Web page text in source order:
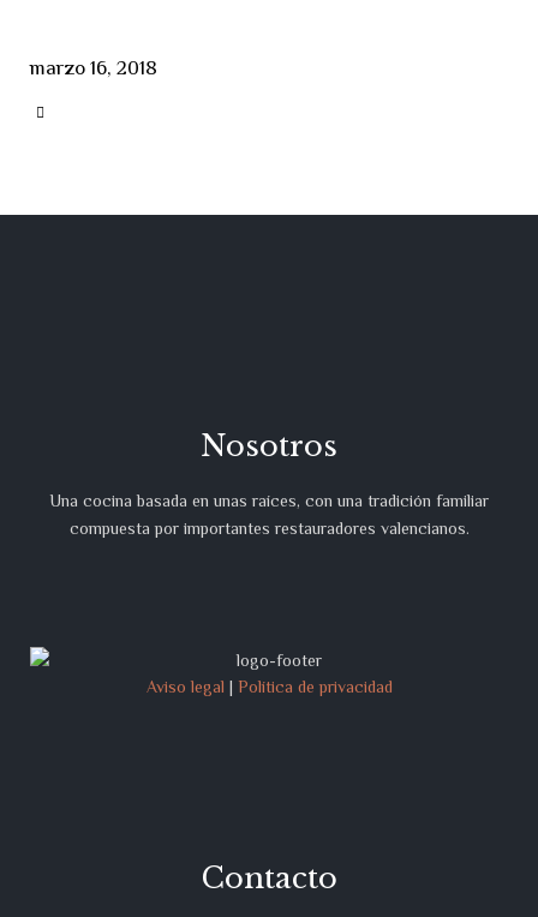
marzo 16, 2018

Nosotros
Una cocina basada en unas raíces, con una tradición familiar
compuesta por importantes restauradores valencianos.
Aviso legal | Política de privacidad
Contacto